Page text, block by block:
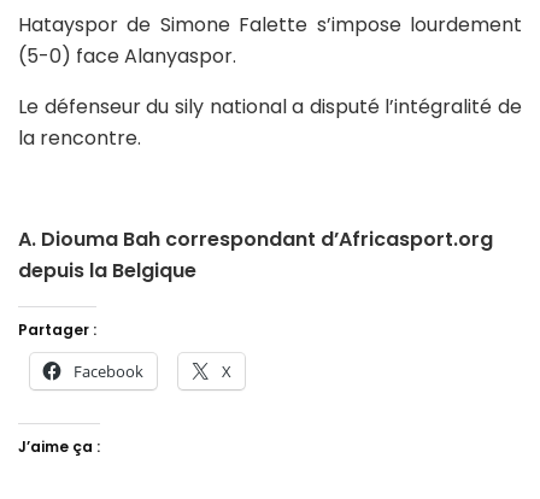
Hatayspor de Simone Falette s’impose lourdement
(5-0) face Alanyaspor.
Le défenseur du sily national a disputé l’intégralité de
la rencontre.
A. Diouma Bah correspondant d’Africasport.org
depuis la Belgique
Partager :
Facebook X
J’aime ça :